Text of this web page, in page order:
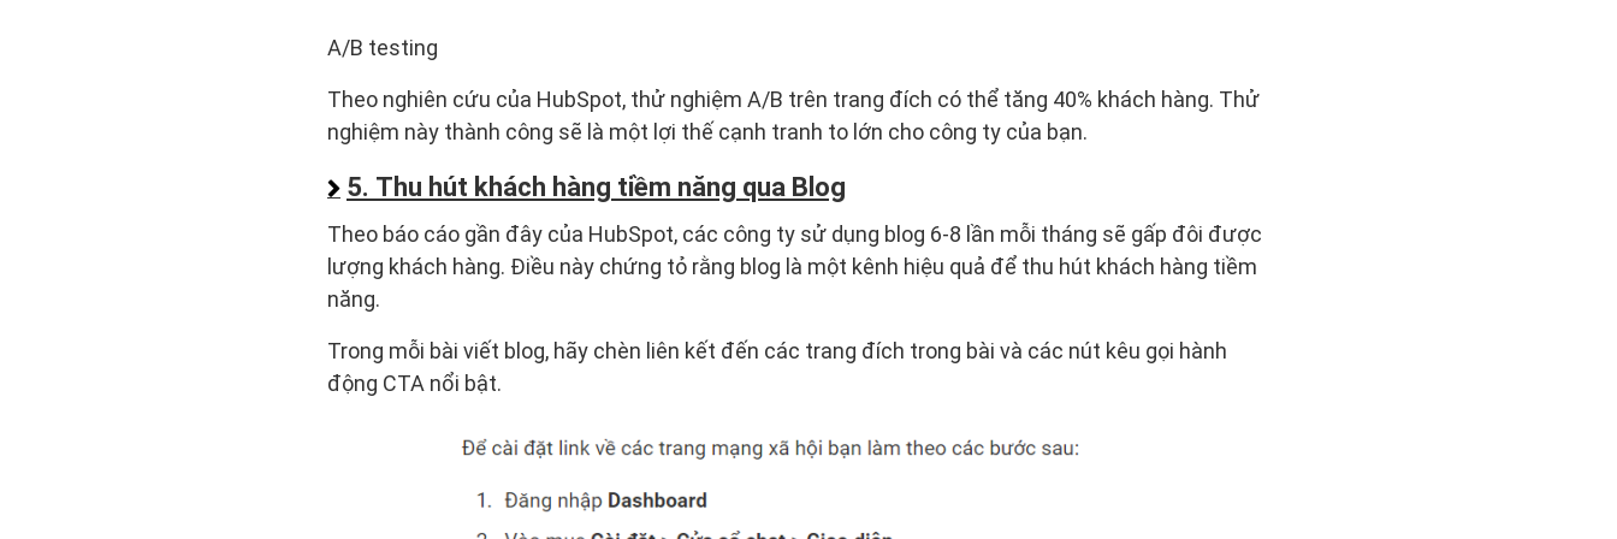
A/B testing
Theo nghiên cứu của HubSpot, thử nghiệm A/B trên trang đích có thể tăng 40% khách hàng. Thử
nghiệm này thành công sẽ là một lợi thế cạnh tranh to lớn cho công ty của bạn.
5. Thu hút khách hàng tiềm năng qua Blog
Theo báo cáo gần đây của HubSpot, các công ty sử dụng blog 6-8 lần mỗi tháng sẽ gấp đôi được
lượng khách hàng. Điều này chứng tỏ rằng blog là một kênh hiệu quả để thu hút khách hàng tiềm
năng.
Trong mỗi bài viết blog, hãy chèn liên kết đến các trang đích trong bài và các nút kêu gọi hành
động CTA nổi bật.